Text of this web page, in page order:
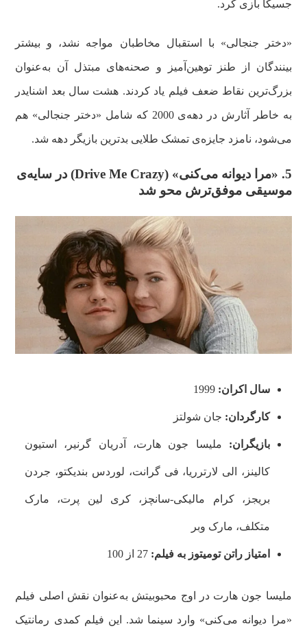
جسیکا بازی کرد.
«دختر جنجالی» با استقبال مخاطبان مواجه نشد، و بیشتر
بینندگان از طنز توهین‌آمیز و صحنه‌های مبتذل آن به‌عنوان
بزرگ‌ترین نقاط ضعف فیلم یاد کردند. هشت سال بعد اشنایدر
به‌ خاطر آثارش در دهه‌ی 2000 که شامل «دختر جنجالی» هم
می‌شود، نامزد جایزه‌ی تمشک طلایی بدترین بازیگر دهه شد.
5. «مرا دیوانه می‌کنی» ( Drive Me Crazy) در سایه‌ی
موسیقی موفق‌ترش محو شد
سال اکران: 1999
کارگردان: جان شولتز
بازیگران: ملیسا جون هارت، آدریان گرنیر، استیون
کالینز، الی لارترريا، فی گرانت، لوردس بندیکتو، جردن
بریجز، کرام مالیکی-سانچز، کری لین پرت، مارک
متکلف، مارک وبر
امتیاز راتن تومیتوز به فیلم: 27 از 100
ملیسا جون هارت در اوج محبوبیتش به‌عنوان نقش اصلی فیلم
«مرا دیوانه می‌کنی» وارد سینما شد. این فیلم کمدی رمانتیک